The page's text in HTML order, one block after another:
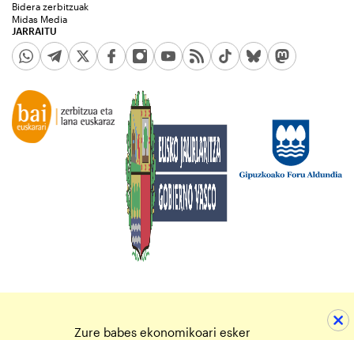
JARRAITU
Bidera zerbitzuak
Midas Media
Zure babes ekonomikoari esker